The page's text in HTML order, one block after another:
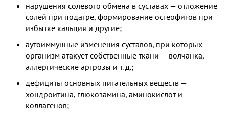
нарушения солевого обмена в суставах — отложение
солей при подагре, формирование остеофитов при
избытке кальция и другие;
аутоиммунные изменения суставов, при которых
организм атакует собственные ткани — волчанка,
аллергические артрозы и т. д.;
дефициты основных питательных веществ —
хондроитина, глюкозамина, аминокислот и
коллагенов;